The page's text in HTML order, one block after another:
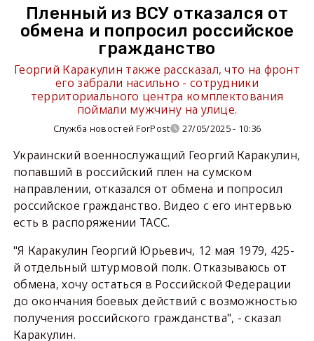
Пленный из ВСУ отказался от
обмена и попросил российское
гражданство
Георгий Каракулин также рассказал, что на фронт
его забрали насильно - сотрудники
территориального центра комплектования
поймали мужчину на улице.
Служба новостей ForPost 27/05/2025 - 10:36
Украинский военнослужащий Георгий Каракулин,
попавший в российский плен на сумском
направлении, отказался от обмена и попросил
российское гражданство. Видео с его интервью
есть в распоряжении ТАСС.
"Я Каракулин Георгий Юрьевич, 12 мая 1979, 425-
й отдельный штурмовой полк. Отказываюсь от
обмена, хочу остаться в Российской Федерации
до окончания боевых действий с возможностью
получения российского гражданства", - сказал
Каракулин.